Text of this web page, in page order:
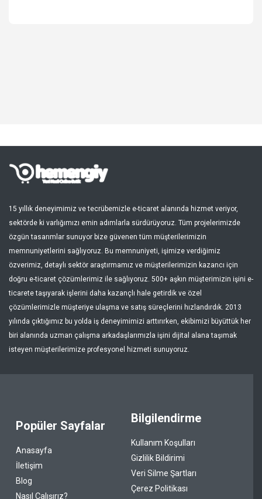
Giriş Yap
Kayıt Ol
Türkçe
15 yıllık deneyimimiz ve tecrübemizle e-ticaret alanında hizmet veriyor,
sektörde ki varlığımızı emin adımlarla sürdürüyoruz. Tüm projelerimizde
özgün tasarımlar sunuyor bize güvenen tüm müşterilerimizin
memnuniyetlerini sağlıyoruz. Bu memnuniyeti, işimize verdiğimiz
özverimiz, detaylı sektör araştırmamız ve müşterilerimizin kazancı için
doğru e-ticaret çözümlerimiz ile sağlıyoruz. 500+ aşkın müşterimizin işini e-
ticarete taşıyarak işlerini daha kazançlı hale getirdik ve özel
çözümlerimizle müşteriye ulaşma ve satış süreçlerini hızlandırdık. 2013
yılında çıktığımız bu yolda iş deneyimimizi arttırırken, ekibimizi büyüttük her
biri alanında uzman çalışma arkadaşlarımızla işini dijital alana taşımak
isteyen müşterilerimize profesyonel hizmeti sunuyoruz.
Popüler Sayfalar
Anasayfa
İletişim
Blog
Nasıl Çalışırız?
Bilgilendirme
Kullanım Koşulları
Gizlilik Bildirimi
Veri Silme Şartları
Çerez Politikası